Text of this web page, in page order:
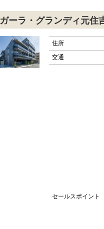
ガーラ・グランディ元住
住所
交通
セールスポイント